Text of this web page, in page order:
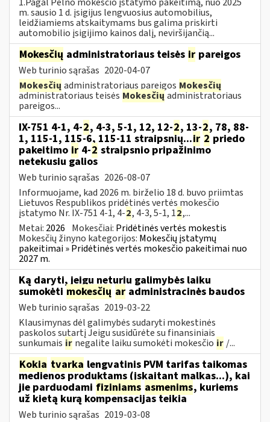
m. sausio 1 d. įsigijus lengvuosius automobilius,
leidžiamiems atskaitymams bus galima priskirti
automobilio įsigijimo kainos dalį, neviršijančią...
Mokesčių administratoriaus teisės ir pareigos
Web turinio sąrašas 2020-04-07
Mokesčių administratoriaus pareigos Mokesčių
administratoriaus teisės Mokesčių administratoriaus
pareigos...
IX-751 4-1, 4-2, 4-3, 5-1, 12, 12-2, 13-2, 78, 88-
1, 115-1, 115-6, 115-11 straipsnių...ir 2 priedo
pakeitimo ir 4-2 straipsnio pripažinimo
netekusiu galios
Web turinio sąrašas 2026-08-07
Informuojame, kad 2026 m. birželio 18 d. buvo priimtas
Lietuvos Respublikos pridėtinės vertės mokesčio
įstatymo Nr. IX-751 4-1, 4-2, 4-3, 5-1, 12,...
Metai: 2026 Mokesčiai: Pridėtinės vertės mokestis
Mokesčių žinyno kategorijos: Mokesčių įstatymų
pakeitimai » Pridėtinės vertės mokesčio pakeitimai nuo
2027 m.
Ką daryti, jeigu neturiu galimybės laiku
sumokėti mokesčių ar administracinės baudos
Web turinio sąrašas 2019-03-22
Klausimynas dėl galimybės sudaryti mokestinės
paskolos sutartį Jeigu susidūrėte su finansiniais
sunkumais ir negalite laiku sumokėti mokesčio ir /...
Kokia tvarka lengvatinis PVM tarifas taikomas
medienos produktams (įskaitant malkas...), kai
jie parduodami fiziniams asmenims, kuriems
už kietą kurą kompensacijas teikia
Web turinio sąrašas 2019-03-08